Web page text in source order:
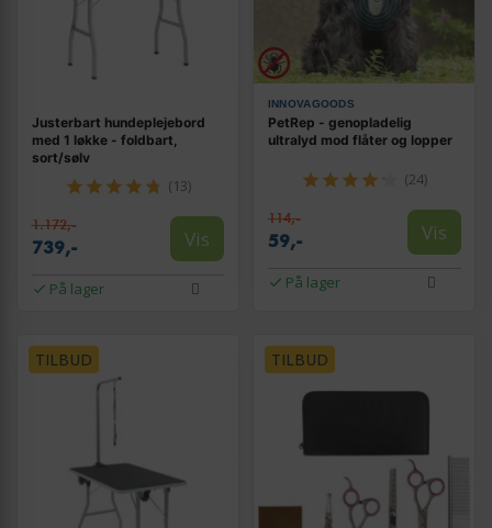
Justerbart hundeplejebord
med 1 løkke - foldbart,
sort/sølv
(13)
1.172,-
739,- Vis
På lager
INNOVAGOODS
PetRep - genopladelig
ultralyd mod flåter og lopper
(24)
114,-
59,- Vis
På lager
TILBUD TILBUD